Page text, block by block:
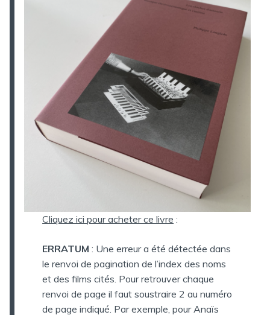
Cliquez ici pour acheter ce livre :
ERRATUM : Une erreur a été détectée dans
le renvoi de pagination de l’index des noms
et des films cités. Pour retrouver chaque
renvoi de page il faut soustraire 2 au numéro
de page indiqué. Par exemple, pour Anaïs